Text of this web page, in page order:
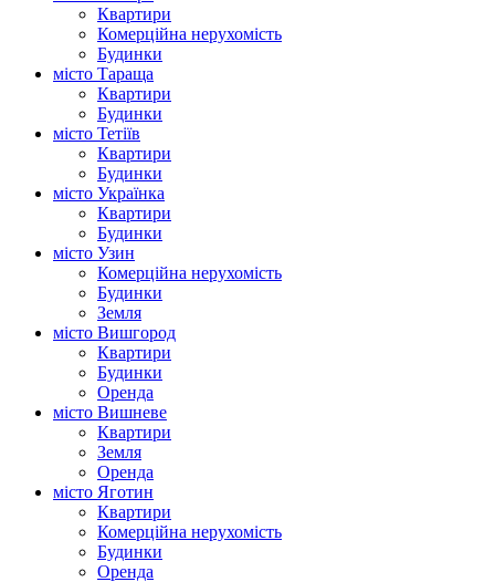
Квартири
Комерційна нерухомість
Будинки
місто Тараща
Квартири
Будинки
місто Тетіїв
Квартири
Будинки
місто Українка
Квартири
Будинки
місто Узин
Комерційна нерухомість
Будинки
Земля
місто Вишгород
Квартири
Будинки
Оренда
місто Вишневе
Квартири
Земля
Оренда
місто Яготин
Квартири
Комерційна нерухомість
Будинки
Оренда